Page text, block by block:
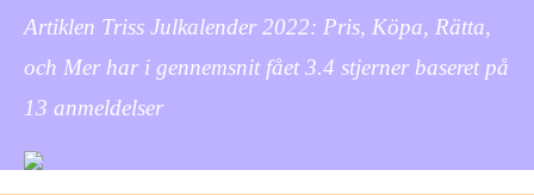
Artiklen Triss Julkalender 2022: Pris, Köpa, Rätta,
och Mer har i gennemsnit fået3.4 stjerner baseret på
13 anmeldelser